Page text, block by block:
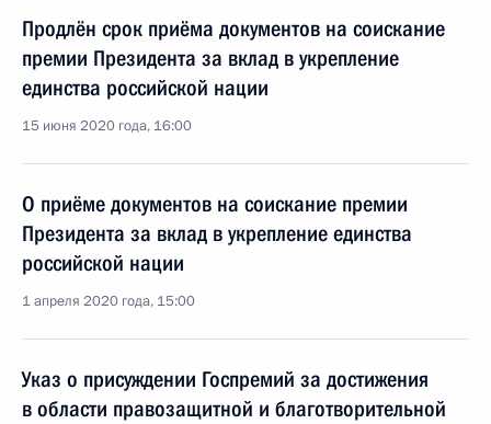
Продлён срок приёма документов на соискание
премии Президента за вклад в укрепление
единства российской нации
15 июня 2020 года, 16:00
О приёме документов на соискание премии
Президента за вклад в укрепление единства
российской нации
1 апреля 2020 года, 15:00
Указ о присуждении Госпремий за достижения
в области правозащитной и благотворительной